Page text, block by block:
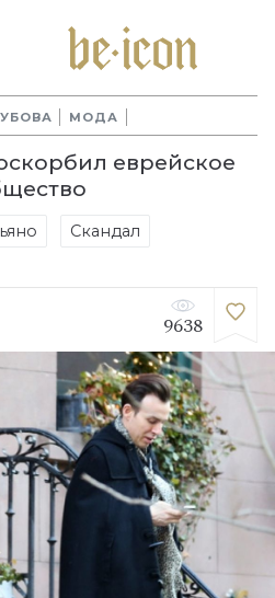
МОДА
еврейское
Скандал
9638